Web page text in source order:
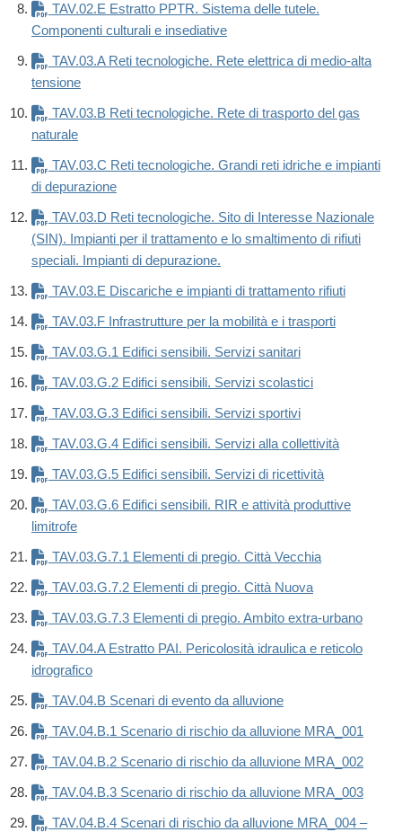
TAV.02.E Estratto PPTR. Sistema delle tutele.
Componenti culturali e insediative
TAV.03.A Reti tecnologiche. Rete elettrica di medio-alta
tensione
TAV.03.B Reti tecnologiche. Rete di trasporto del gas
naturale
TAV.03.C Reti tecnologiche. Grandi reti idriche e impianti
di depurazione
TAV.03.D Reti tecnologiche. Sito di Interesse Nazionale
(SIN). Impianti per il trattamento e lo smaltimento di rifiuti
speciali. Impianti di depurazione.
TAV.03.E Discariche e impianti di trattamento rifiuti
TAV.03.F Infrastrutture per la mobilità e i trasporti
TAV.03.G.1 Edifici sensibili. Servizi sanitari
TAV.03.G.2 Edifici sensibili. Servizi scolastici
TAV.03.G.3 Edifici sensibili. Servizi sportivi
TAV.03.G.4 Edifici sensibili. Servizi alla collettività
TAV.03.G.5 Edifici sensibili. Servizi di ricettività
TAV.03.G.6 Edifici sensibili. RIR e attività produttive
limitrofe
TAV.03.G.7.1 Elementi di pregio. Città Vecchia
TAV.03.G.7.2 Elementi di pregio. Città Nuova
TAV.03.G.7.3 Elementi di pregio. Ambito extra-urbano
TAV.04.A Estratto PAI. Pericolosità idraulica e reticolo
idrografico
TAV.04.B Scenari di evento da alluvione
TAV.04.B.1 Scenario di rischio da alluvione MRA_001
TAV.04.B.2 Scenario di rischio da alluvione MRA_002
TAV.04.B.3 Scenario di rischio da alluvione MRA_003
TAV.04.B.4 Scenari di rischio da alluvione MRA_004 –